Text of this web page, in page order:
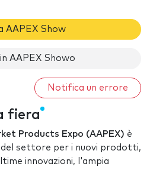
AAPEX Show
AAPEX Showo
Notifica un errore
fiera
Products Expo (AAPEX) è
settore per i nuovi prodotti,
innovazioni, l'ampia